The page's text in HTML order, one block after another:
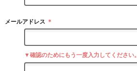
メールアドレス ＊
▼確認のためにもう一度入力してください。